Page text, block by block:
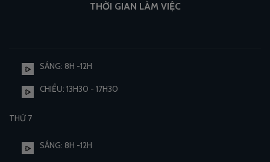
THỜI GIAN LÀM VIỆC
SÁNG: 8H -12H
CHIỀU: 13H30 - 17H30
THỨ 7
SÁNG: 8H -12H